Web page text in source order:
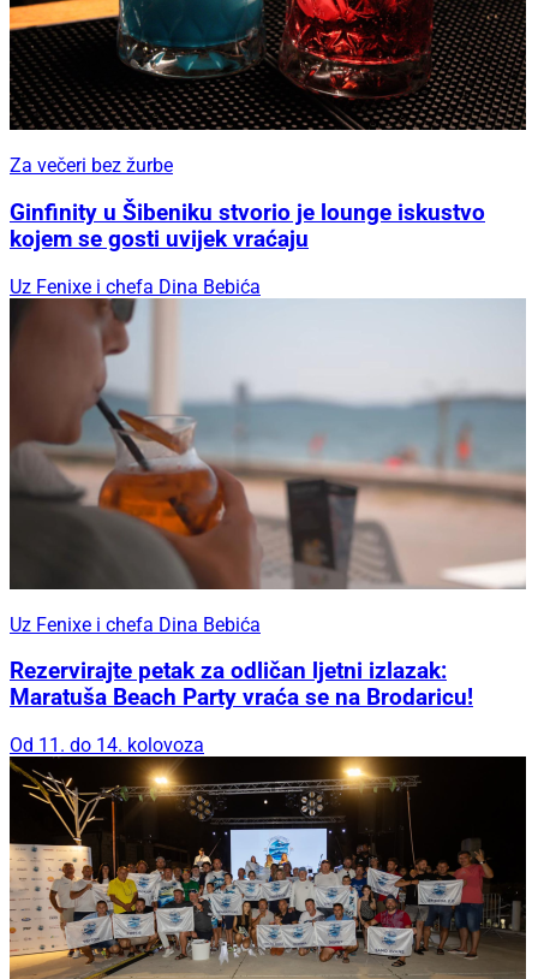
Za večeri bez žurbe
Ginfinity u Šibeniku stvorio je lounge iskustvo
kojem se gosti uvijek vraćaju
Uz Fenixe i chefa Dina Bebića
Uz Fenixe i chefa Dina Bebića
Rezervirajte petak za odličan ljetni izlazak:
Maratuša Beach Party vraća se na Brodaricu!
Od 11. do 14. kolovoza